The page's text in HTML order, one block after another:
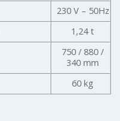
230 V – 50Hz
1,24 t
750 / 880 /
340 mm
60 kg